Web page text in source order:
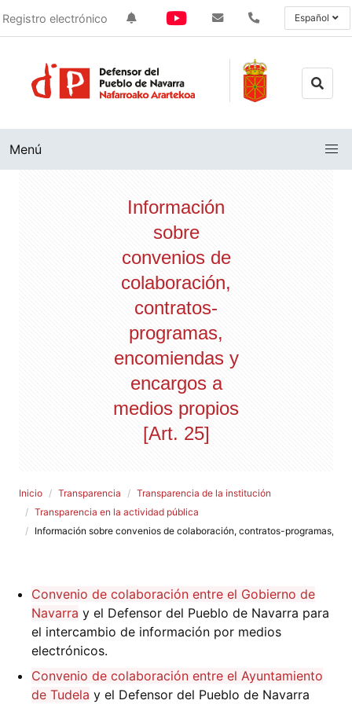
Registro electrónico Español
Menú
Información
sobre
convenios de
colaboración,
contratos-
programas,
encomiendas y
encargos a
medios propios
[Art. 25]
Inicio Transparencia
Transparencia de la institución
Transparencia en la actividad pública
Información sobre convenios de colaboración, contratos-programas,
Convenio de colaboración entre el Gobierno de
Navarra y el Defensor del Pueblo de Navarra para
el intercambio de información por medios
electrónicos.
Convenio de colaboración entre el Ayuntamiento
de Tudela y el Defensor del Pueblo de Navarra